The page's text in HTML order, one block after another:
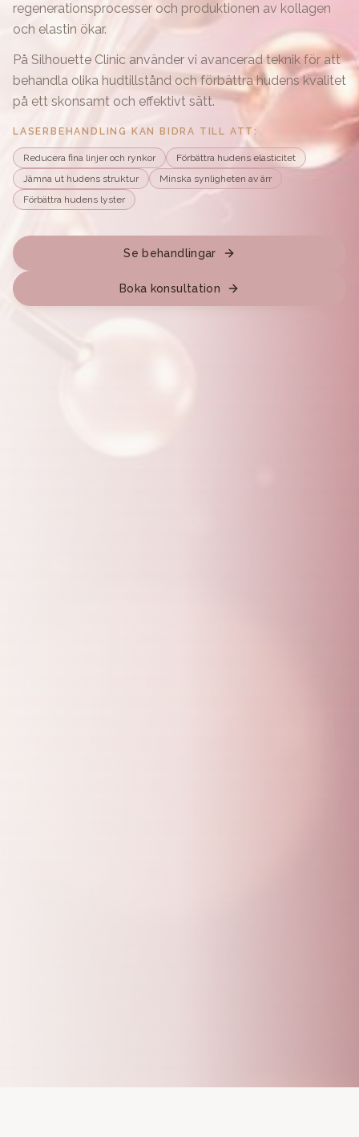
regenerationsprocesser och produktionen av kollagen
och elastin ökar.
På Silhouette Clinic använder vi avancerad teknik för att
behandla olika hudtillstånd och förbättra hudens kvalitet
på ett skonsamt och effektivt sätt.
LASERBEHANDLING KAN BIDRA TILL ATT:
Reducera fina linjer och rynkor
Förbättra hudens elasticitet
Jämna ut hudens struktur
Minska synligheten av ärr
Förbättra hudens lyster
Se behandlingar
Boka konsultation